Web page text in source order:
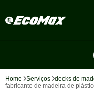
Home Serviços decks de
fabricante de madeira de